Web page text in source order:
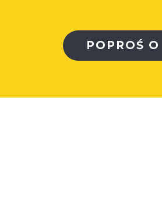
POPROŚ